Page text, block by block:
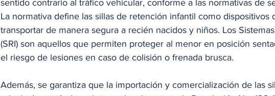
sentido contrario al tráfico vehicular, conforme a las normativas de
La normativa define las sillas de retención infantil como dispositivos
transportar de manera segura a recién nacidos y niños. Los
(SRI) son aquellos que permiten proteger al menor en posición
el riesgo de lesiones en caso de colisión o frenada brusca.
Además, se garantiza que la importación y comercialización de las